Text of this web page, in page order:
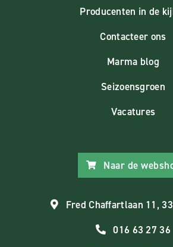
Producenten in de
Contacteer ons
Marma blog
Seizoensgroen
Vacatures
Naar de
Fred Chaffartlaan 11,
016 63 27 36